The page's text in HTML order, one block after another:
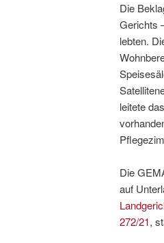
Die
Gerichts
lebten.
leitete
Die
auf
272/21,